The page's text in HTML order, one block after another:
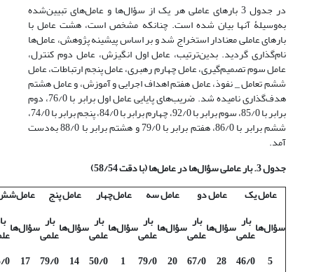
در جدول 3 بارهای عاملی هر یک از سؤال‌ها و عامل‌های تبیین‌شده
به‌وسیلۀ آنها بیان شده است. چنانکه مشخص است، هشت عامل با
بارهای عاملی معنادار استخراج شد و بر اساس پیشینه پژوهش، عامل‌ها
نام‌گذاری گردید. بدین‌ترتیب، عامل اول انگیزش، عامل دوم کنترل،
عامل سوم تصمیم‌گیری، عامل چهارم رهبری، عامل پنجم ارتباطات، عامل
ششم تعامل _ نفوذ، عامل هفتم اهداف اجرایی و آموزش، و عامل هشتم
هدف‌گذاری نامیده شد. ضریب‌های پایایی عامل اول برابر با 76/0، دوم
برابر با 85/0، سوم برابر با 92/0، چهارم برابر با 84/0، پنجم برابر با 74/0،
ششم برابر با 86/0، هفتم برابر با 79/0 و هشتم برابر با 88/0 به‌دست
آمد.
جدول 3. بار عاملی سؤال
ها در عاملها (با دقت 58/54)
عامل یک
عامل دو عامل سه عامل‌چهار عامل پنج
سؤال‌ها بار
علمیسؤال‌ها بار
علمیسؤال‌ها بار
علمیسؤال‌ها بار
علمیسؤال‌ها بار
علمیسؤال‌ها
5
46/0
28
67/0
20
79/0
1
50/0
14
79/0
17
0